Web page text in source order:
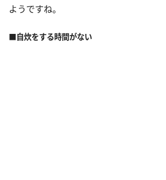
ようですね。
■自炊をする時間がない